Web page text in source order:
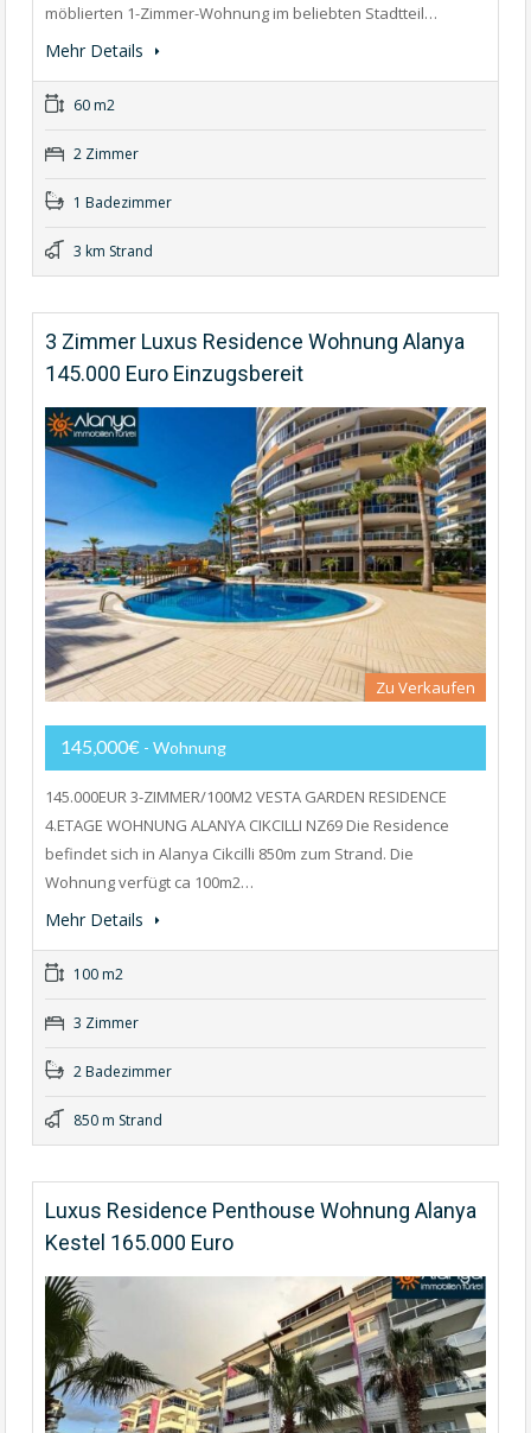
möblierten 1-Zimmer-Wohnung im beliebten Stadtteil…
Mehr Details
60 m2
2 Zimmer
1 Badezimmer
3 km Strand
3 Zimmer Luxus Residence Wohnung Alanya
145.000 Euro Einzugsbereit
Zu Verkaufen
145,000€ - Wohnung
145.000EUR 3-ZIMMER/100M2 VESTA GARDEN RESIDENCE
4.ETAGE WOHNUNG ALANYA CIKCILLI NZ69 Die Residence
befindet sich in Alanya Cikcilli 850m zum Strand. Die
Wohnung verfügt ca 100m2…
Mehr Details
100 m2
3 Zimmer
2 Badezimmer
850 m Strand
Luxus Residence Penthouse Wohnung Alanya
Kestel 165.000 Euro